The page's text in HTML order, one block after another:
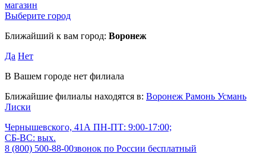
магазин
Выберите город
Ближайший к вам город: Воронеж
Да Нет
В Вашем городе нет филиала
Ближайшие филиалы находятся в: Воронеж Рамонь Усмань
Лиски
Чернышевского, 41А ПН-ПТ: 9:00-17:00;
СБ-ВС: вых.
8 (800) 500-88-00звонок по России бесплатный